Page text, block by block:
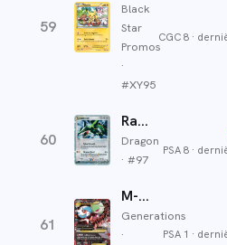
59
Black
Star
Promos
·
#XY95
CGC 8 ·
60
Rayquaza ex
Dragon
· #97
PSA 8 ·
61
M-Gardevoir-EX
Generations
·
PSA 1 ·